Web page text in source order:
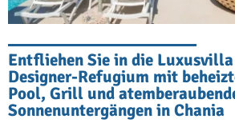
Entfliehen Sie in die
Designer-Refugium mit
Pool, Grill und
Sonnenuntergängen in Chania